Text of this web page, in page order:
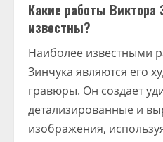
Какие работы Виктора
известны?
Наиболее известными
Зинчука являются его
гравюры. Он создает
детализированные и
изображения,